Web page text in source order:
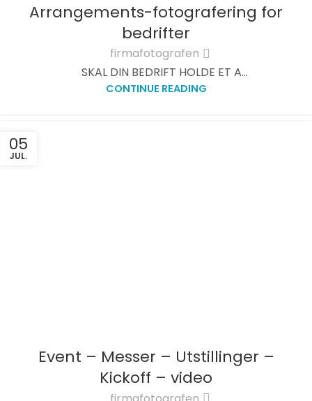
Arrangements-fotografering for
bedrifter
firmafotografen
SKAL DIN BEDRIFT HOLDE ET A...
CONTINUE READING
05
JUL.
Event – Messer – Utstillinger –
Kickoff – video